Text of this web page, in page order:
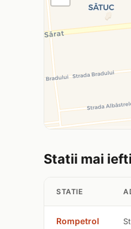
Statii mai
STATIE
Rompetrol